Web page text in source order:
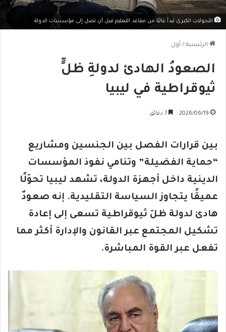
التحولات الكبرى تبدأ غالبًا من مقاعد التعليم قبل أن تصل إلى مؤسسات الدولة.
الرئيسية / أول
الصعودُ الهادئ لدولةِ ظلٍّ
ثيوقراطية في ليبيا
2026/06/19
بين قرارات الفصل بين الجنسين ومشاريع
“حماية الفضيلة” وتنامي نفوذ المؤسسات
الدينية داخل أجهزة الدولة، تشهد ليبيا تحوّلًا
عميقًا يتجاوز السياسة التقليدية. إنه صعودٌ
هادئ لدولة ظلّ ثيوقراطية تسعى إلى إعادة
تشكيل المجتمع عبر القانون والإدارة أكثر مما
تفعل عبر القوة المباشرة.